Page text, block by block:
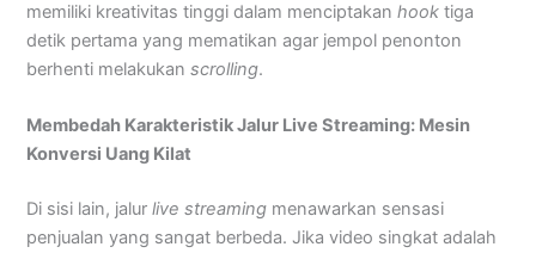
memiliki kreativitas tinggi dalam menciptakanhook tiga
detik pertama yang mematikan agar jempol penonton
berhenti melakukanscrolling.
Membedah Karakteristik Jalur Live Streaming: Mesin
Konversi Uang Kilat
Di sisi lain, jalurlive streaming menawarkan sensasi
penjualan yang sangat berbeda. Jika video singkat adalah